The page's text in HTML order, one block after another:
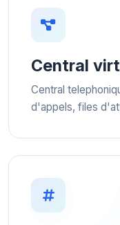
Central
Central
d'appels, files